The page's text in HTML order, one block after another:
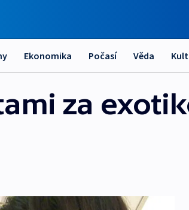
Ekonomika Počasí Věda
za